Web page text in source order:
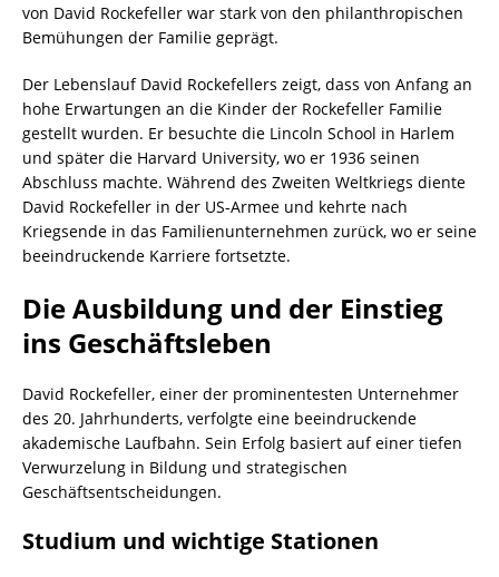
von David Rockefeller war stark von den philanthropischen
Bemühungen der Familie geprägt.
Der Lebenslauf David Rockefellers zeigt, dass von Anfang an
hohe Erwartungen an die Kinder der Rockefeller Familie
gestellt wurden. Er besuchte die Lincoln School in Harlem
und später die Harvard University, wo er 1936 seinen
Abschluss machte. Während des Zweiten Weltkriegs diente
David Rockefeller in der US-Armee und kehrte nach
Kriegsende in das Familienunternehmen zurück, wo er seine
beeindruckende Karriere fortsetzte.
Die Ausbildung und der Einstieg
ins Geschäftsleben
David Rockefeller, einer der prominentesten Unternehmer
des 20. Jahrhunderts, verfolgte eine beeindruckende
akademische Laufbahn. Sein Erfolg basiert auf einer tiefen
Verwurzelung in Bildung und strategischen
Geschäftsentscheidungen.
Studium und wichtige Stationen